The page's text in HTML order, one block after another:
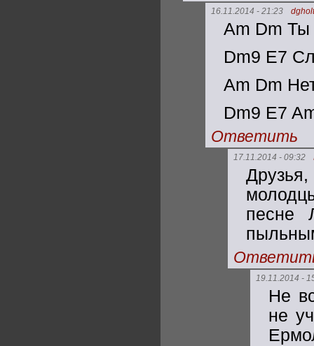
16.11.2014 - 21:23 dgholt
Am Dm Ты
Dm9 E7
Am Dm
Dm9 E7
Ответить
17.11.2014 - 09:32
песне
19.11.2014 -
Не
не